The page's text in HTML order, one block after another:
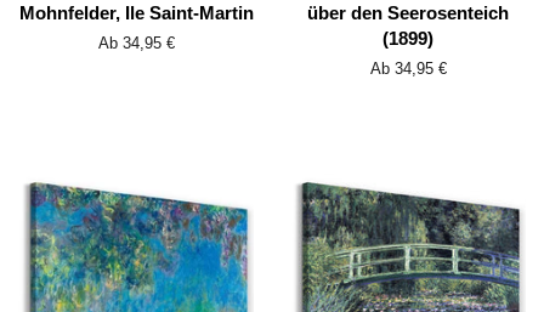
Mohnfelder, Ile Saint-Martin
Ab 34,95 €
über den Seerosenteich
(1899)
Ab 34,95 €